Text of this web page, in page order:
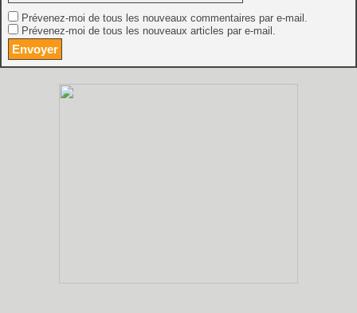
Prévenez-moi de tous les nouveaux commentaires par e-mail.
Prévenez-moi de tous les nouveaux articles par e-mail.